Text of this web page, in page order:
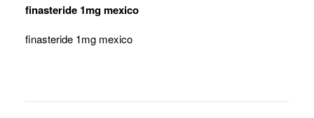
finasteride 1mg mexico
finasteride 1mg mexico